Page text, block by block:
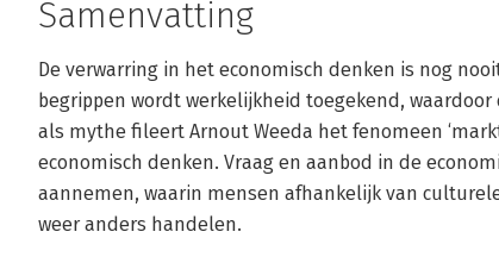
Samenvatting
De verwarring in het economisch denken is nog
begrippen wordt werkelijkheid toegekend,
als mythe fileert Arnout Weeda het fenomeen
economisch denken. Vraag en aanbod in de
aannemen, waarin mensen afhankelijk van
weer anders handelen.